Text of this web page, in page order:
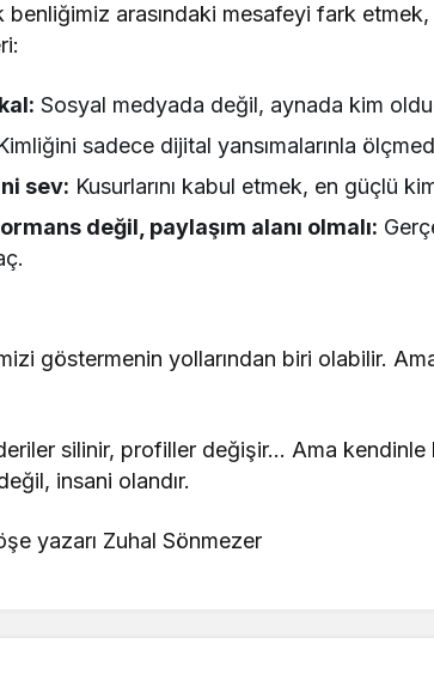
benliğimiz arasındaki mesafeyi fark etmek,
Sosyal medyada değil, aynada kim
sadece dijital yansımalarınla
sev: Kusurlarını kabul etmek, en güçlü
değil, paylaşım alanı olmalı:
göstermenin yollarından biri olabilir.
silinir, profiller değişir… Ama kendinle
insani olandır.
yazarı Zuhal Sönmezer